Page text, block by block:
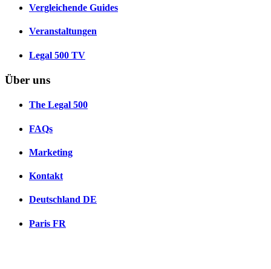
Vergleichende Guides
Veranstaltungen
Legal 500 TV
Über uns
The Legal 500
FAQs
Marketing
Kontakt
Deutschland DE
Paris FR